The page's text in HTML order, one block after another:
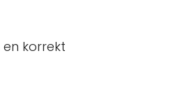
korrekt